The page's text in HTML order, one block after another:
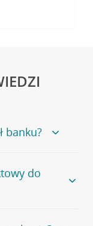
banku?
na
się
do
numeru